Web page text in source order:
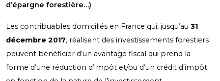
d’épargne forestière…)
Les contribuables domiciliés en France qui, jusqu’au 31
décembre 2017, réalisent des investissements forestiers
peuvent bénéficier d’un avantage fiscal qui prend la
forme d’une réduction d’impôt et/ou d’un crédit d’impôt